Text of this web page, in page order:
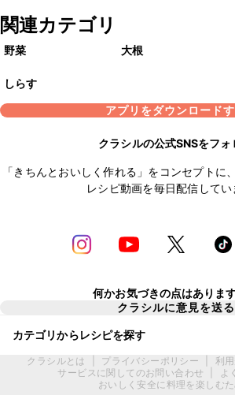
関連カテゴリ
野菜 大根
しらす
アプリをダウンロード
クラシルの公式SNSをフォ
「きちんとおいしく作れる」をコンセプトに
レシピ動画を毎日配信してい
何かお気づきの点はありま
クラシルに意見を送る
カテゴリからレシピを探す
クラシルとは プライバシーポリシー 利
サービスに関してのお問い合わせ
よ
おいしく安全に料理を楽しむ